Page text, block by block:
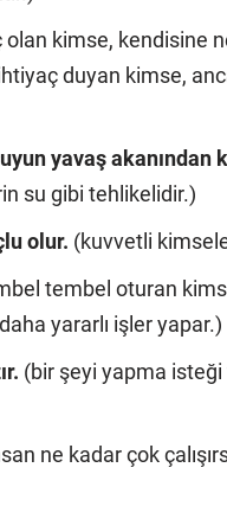
olan kimse, kendisine
duyan kimse,
yavaş akanından
su gibi tehlikelidir.)
olur. (kuvvetli
tembel oturan
yararlı işler yapar.)
(bir şeyi yapma
ne kadar çok